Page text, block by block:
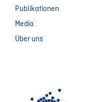
Publikationen
Media
Über uns